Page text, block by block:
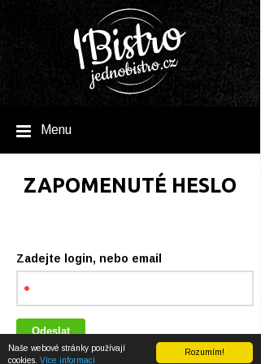
Rozumím!
Naše webové stránky používají
cookies. Více informací
Menu
ZAPOMENUTÉ HESLO
Zadejte login, nebo email